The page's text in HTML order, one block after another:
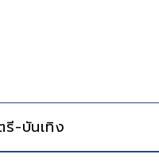
-บันเทิง